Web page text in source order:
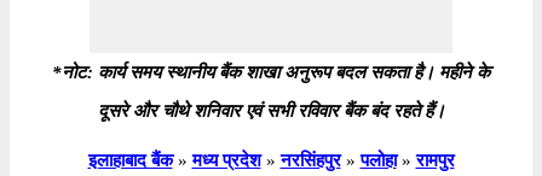
*नोट: कार्य समय स्थानीय बैंक शाखा अनुरूप बदल सकता है। महीने के
दूसरे और चौथे शनिवार एवं सभी रविवार बैंक बंद रहते हैं।
इलाहाबाद बैंक » मध्य प्रदेश » नरसिंहपुर » पलोहा » रामपुर